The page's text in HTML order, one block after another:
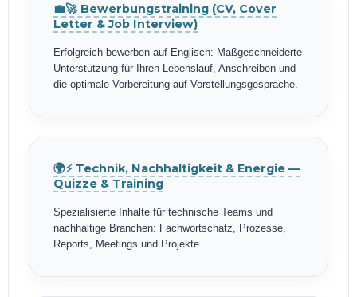
💼🚀 Bewerbungstraining (CV, Cover
Letter & Job Interview)
Erfolgreich bewerben auf Englisch: Maßgeschneiderte
Unterstützung für Ihren Lebenslauf, Anschreiben und
die optimale Vorbereitung auf Vorstellungsgespräche.
🌍⚡ Technik, Nachhaltigkeit & Energie —
Quizze & Training
Spezialisierte Inhalte für technische Teams und
nachhaltige Branchen: Fachwortschatz, Prozesse,
Reports, Meetings und Projekte.